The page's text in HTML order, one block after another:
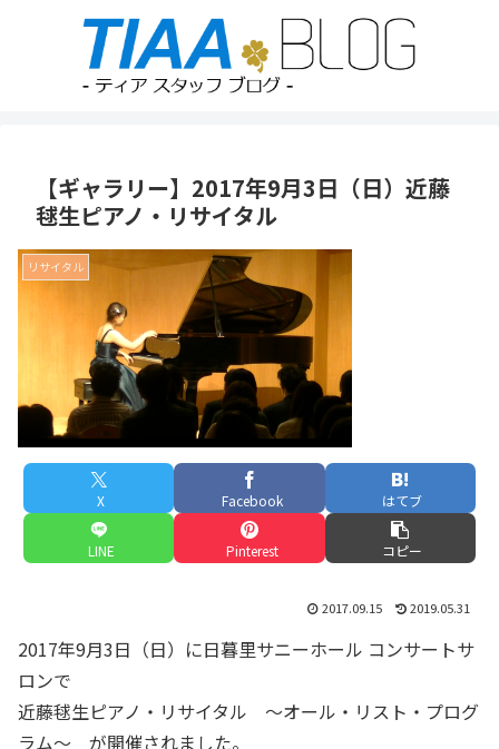
【ギャラリー】2017年9月3日（日）近藤
毬生ピアノ・リサイタル
リサイタル
X Facebook はてブ
LINE Pinterest コピー
2017.09.15 2019.05.31
2017年9月3日（日）に日暮里サニーホール コンサートサ
ロンで
近藤毬生ピアノ・リサイタル ～オール・リスト・プログ
ラム～ が開催されました。